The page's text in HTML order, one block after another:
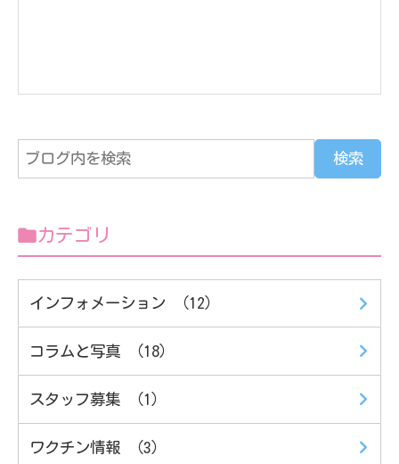
カテゴリ
インフォメーション （12）
コラムと写真 （18）
スタッフ募集 （1）
ワクチン情報 （3）